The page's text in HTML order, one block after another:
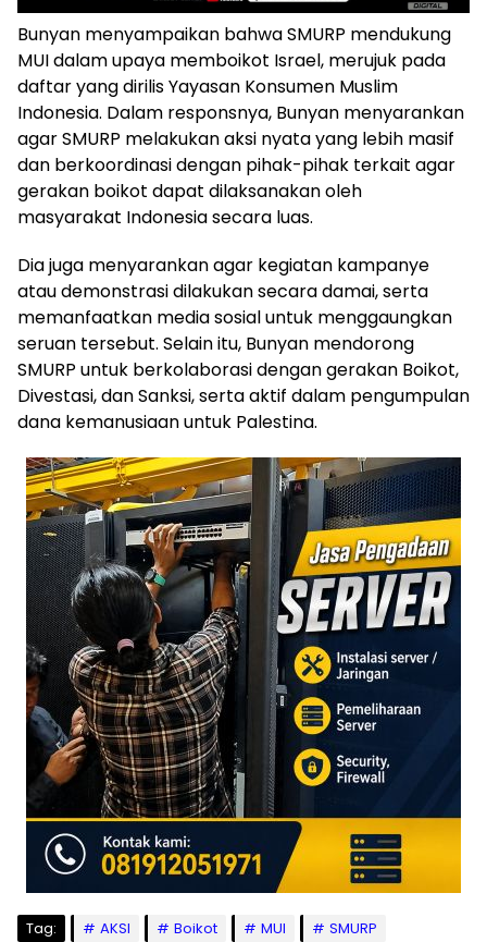
Bunyan menyampaikan bahwa SMURP mendukung
MUI dalam upaya memboikot Israel, merujuk pada
daftar yang dirilis Yayasan Konsumen Muslim
Indonesia. Dalam responsnya, Bunyan menyarankan
agar SMURP melakukan aksi nyata yang lebih masif
dan berkoordinasi dengan pihak-pihak terkait agar
gerakan boikot dapat dilaksanakan oleh
masyarakat Indonesia secara luas.
Dia juga menyarankan agar kegiatan kampanye
atau demonstrasi dilakukan secara damai, serta
memanfaatkan media sosial untuk menggaungkan
seruan tersebut. Selain itu, Bunyan mendorong
SMURP untuk berkolaborasi dengan gerakan Boikot,
Divestasi, dan Sanksi, serta aktif dalam pengumpulan
dana kemanusiaan untuk Palestina.
Tag: AKSI Boikot MUI SMURP